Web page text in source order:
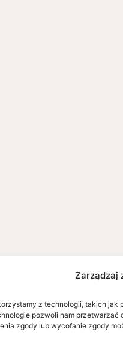
Zarządzaj
z technologii, takich
pozwoli nam
zgody lub wycofanie zgody